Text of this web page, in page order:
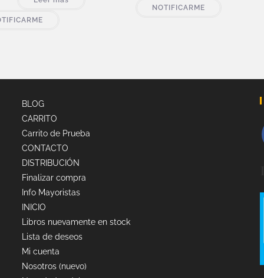
NOTIFICARME
BLOG
CARRITO
Carrito de Prueba
CONTACTO
DISTRIBUCIÓN
Finalizar compra
Info Mayoristas
INICIO
Libros nuevamente en stock
Lista de deseos
Mi cuenta
Nosotros (nuevo)